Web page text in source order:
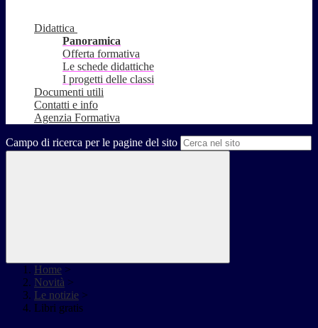
Didattica
Panoramica
Offerta formativa
Le schede didattiche
I progetti delle classi
Documenti utili
Contatti e info
Agenzia Formativa
Campo di ricerca per le pagine del sito
Home >
Novità >
Le notizie >
Libri gratis